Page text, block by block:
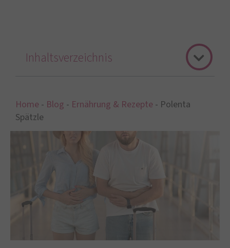
Home - Blog - Ernährung & Rezepte - Polenta
Spätzle
Inhaltsverzeichnis